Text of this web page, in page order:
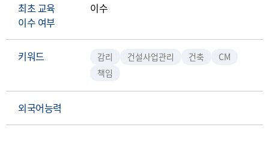
최초 교육
이수 여부
이수
키워드 감리 건설사업관리 건축
CM
책임
외국어능력